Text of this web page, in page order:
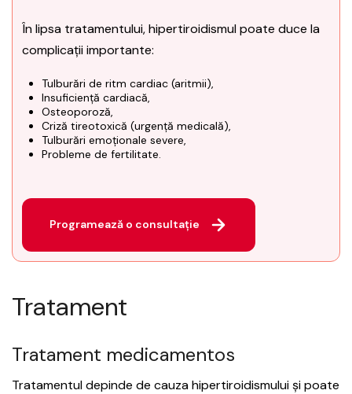
În lipsa tratamentului, hipertiroidismul poate duce la
complicații importante:
Tulburări de ritm cardiac (aritmii),
Insuficiență cardiacă,
Osteoporoză,
Criză tireotoxică (urgență medicală),
Tulburări emoționale severe,
Probleme de fertilitate.
Programează o consultație
Tratament
Tratament medicamentos
Tratamentul depinde de cauza hipertiroidismului și poate